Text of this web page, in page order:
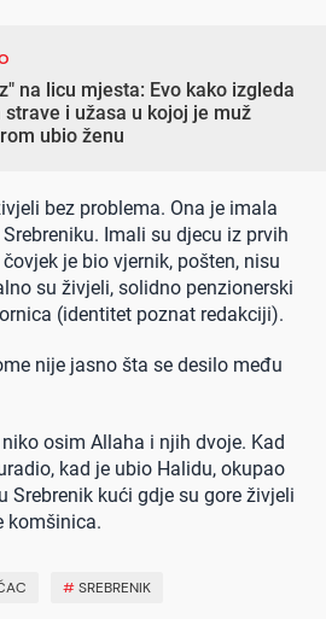
na licu mjesta: Evo kako izgleda
strave i užasa u kojoj je muž
ubio ženu
bez problema. Ona je imala
Imali su djecu iz prvih
je bio vjernik, pošten, nisu
su živjeli, solidno penzionerski
(identitet poznat redakciji).
nije jasno šta se desilo među
osim Allaha i njih dvoje. Kad
kad je ubio Halidu, okupao
Srebrenik kući gdje su gore živjeli
komšinica.
#SREBRENIK